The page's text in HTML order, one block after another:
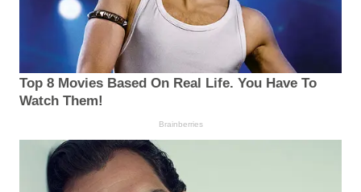
Top 8 Movies Based On Real Life. You Have To
Watch Them!
Brainberries